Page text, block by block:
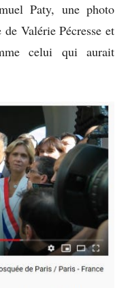
Paty, une photo
Valérie Pécresse et
celui qui aurait